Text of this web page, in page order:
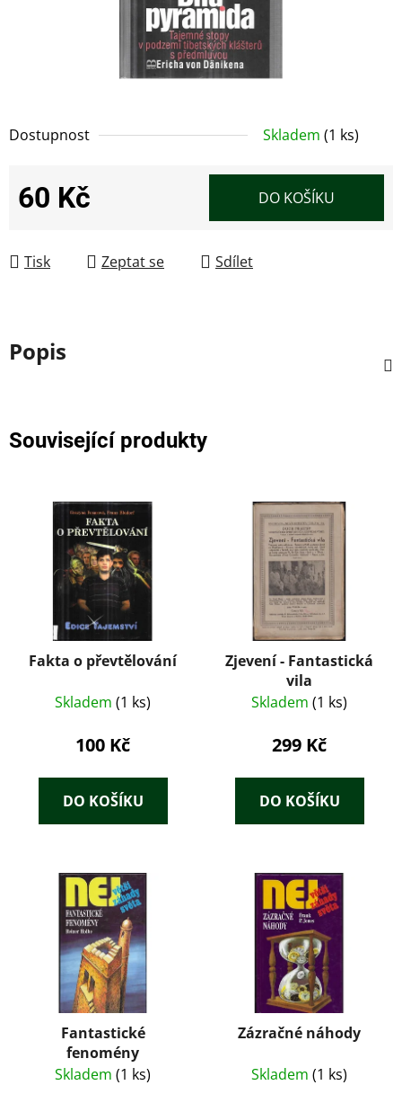
Dostupnost Skladem (1 ks)
60 Kč DO KOŠÍKU
Tisk Zeptat se Sdílet
Popis
Související produkty
Fakta o převtělování
Skladem (1 ks)
100 Kč
DO KOŠÍKU
Zjevení - Fantastická
vila
Skladem (1 ks)
299 Kč
DO KOŠÍKU
Fantastické
fenomény
Skladem (1 ks)
Zázračné náhody
Skladem (1 ks)